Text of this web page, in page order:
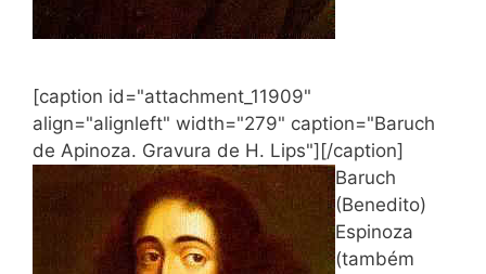
[caption id="attachment_11909"
align="alignleft" width="279" caption="Baruch
de Apinoza. Gravura de H. Lips"] [/caption]
Baruch
(Benedito)
Espinoza
(também